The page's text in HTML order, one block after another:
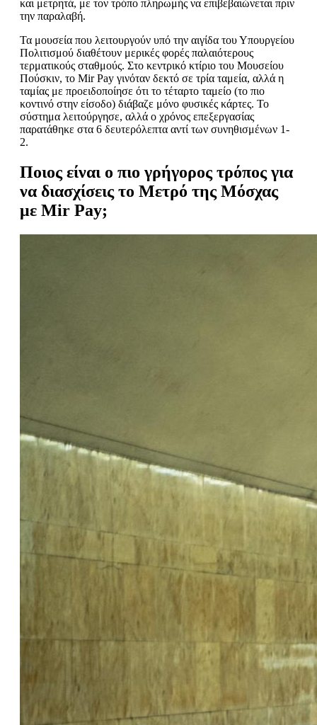
και μετρητά, με τον τρόπο πληρωμής να επιβεβαιώνεται πριν
την παραλαβή.
Τα μουσεία που λειτουργούν υπό την αιγίδα του Υπουργείου
Πολιτισμού διαθέτουν μερικές φορές παλαιότερους
τερματικούς σταθμούς. Στο κεντρικό κτίριο του Μουσείου
Πούσκιν, το Mir Pay γινόταν δεκτό σε τρία ταμεία, αλλά η
ταμίας με προειδοποίησε ότι το τέταρτο ταμείο (το πιο
κοντινό στην είσοδο) διάβαζε μόνο φυσικές κάρτες. Το
σύστημα λειτούργησε, αλλά ο χρόνος επεξεργασίας
παρατάθηκε στα 6 δευτερόλεπτα αντί των συνηθισμένων 1-
2.
Ποιος είναι ο πιο γρήγορος τρόπος για
να διασχίσεις το Μετρό της Μόσχας
με Mir Pay;